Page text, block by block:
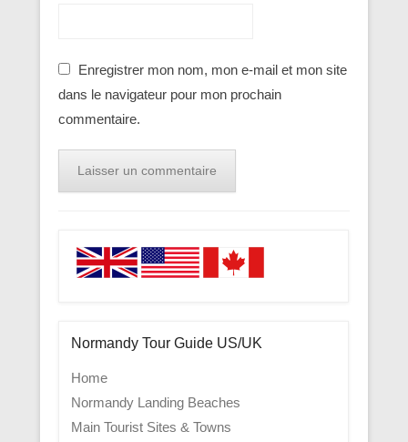
Enregistrer mon nom, mon e-mail et mon site
dans le navigateur pour mon prochain
commentaire.
Normandy Tour Guide US/UK
Home
Normandy Landing Beaches
Main Tourist Sites & Towns